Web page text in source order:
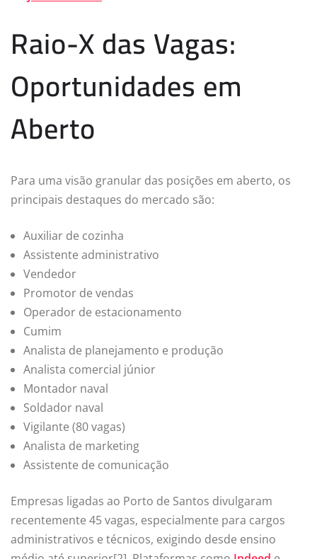
Raio-X das Vagas:
Oportunidades em
Aberto
Para uma visão granular das posições em aberto, os
principais destaques do mercado são:
Auxiliar de cozinha
Assistente administrativo
Vendedor
Promotor de vendas
Operador de estacionamento
Cumim
Analista de planejamento e produção
Analista comercial júnior
Montador naval
Soldador naval
Vigilante (80 vagas)
Analista de marketing
Assistente de comunicação
Empresas ligadas ao Porto de Santos divulgaram
recentemente 45 vagas, especialmente para cargos
administrativos e técnicos, exigindo desde ensino